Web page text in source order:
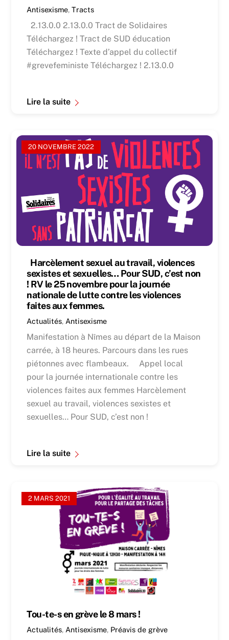
Antisexisme,Tracts
2.13.0.0 2.13.0.0 Tract de Solidaires
Téléchargez ! Tract de SUD éducation
Téléchargez ! Texte d’appel du collectif
#grevefeministe Téléchargez ! 2.13.0.0
Lire la suite
20 NOVEMBRE 2022
Harcèlement sexuel au travail, violences
sexistes et sexuelles… Pour SUD, c’est non
! RV le 25 novembre pour la journée
nationale de lutte contre les violences
faites aux femmes.
Actualités, Antisexisme
Manifestation à Nîmes au départ de la Maison
carrée, à 18 heures. Parcours dans les rues
piétonnes avec flambeaux. Appel local
pour la journée internationale contre les
violences faites aux femmes Harcèlement
sexuel au travail, violences sexistes et
sexuelles… Pour SUD, c’est non !
Lire la suite
2 MARS 2021
Tou-te-s en grève le 8 mars !
Actualités, Antisexisme, Préavis de grève